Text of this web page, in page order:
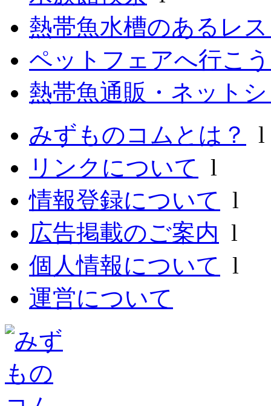
熱帯魚水槽のあるレ
ペットフェアへ行こ
熱帯魚通販・ネット
みずものコムとは？
リンクについて l
情報登録について l
広告掲載のご案内 l
個人情報について l
運営について